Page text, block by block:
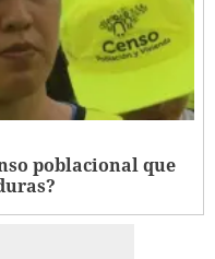
poblacional que